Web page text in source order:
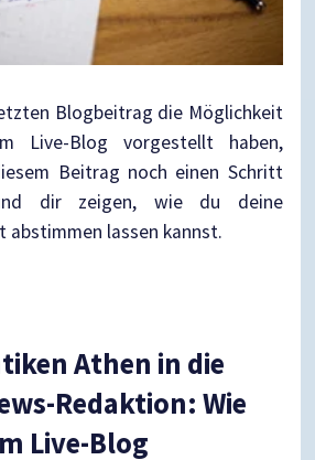
Blogbeitrag die Möglichkeit
Live-Blog vorgestellt haben,
Beitrag noch einen Schritt
dir zeigen, wie du deine
abstimmen lassen kannst.
Athen in die
Redaktion: Wie
Live-Blog